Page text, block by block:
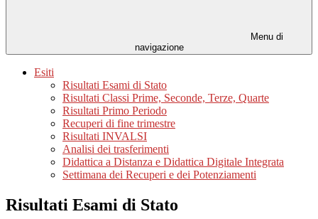
Menu di
navigazione
Esiti
Risultati Esami di Stato
Risultati Classi Prime, Seconde, Terze, Quarte
Risultati Primo Periodo
Recuperi di fine trimestre
Risultati INVALSI
Analisi dei trasferimenti
Didattica a Distanza e Didattica Digitale Integrata
Settimana dei Recuperi e dei Potenziamenti
Risultati Esami di Stato